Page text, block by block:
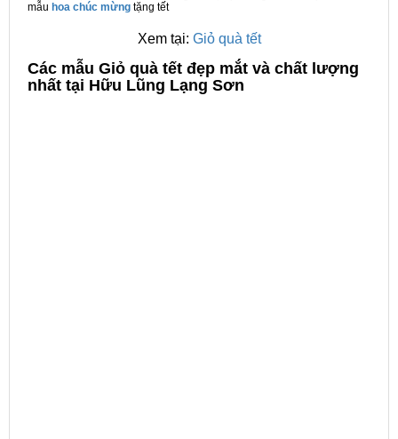
mẫu hoa chúc mừng tặng tết
Xem tại: Giỏ quà tết
Các mẫu Giỏ quà tết đẹp mắt và chất lượng
nhất tại Hữu Lũng Lạng Sơn